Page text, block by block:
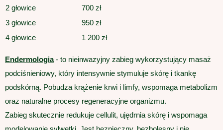
2 głowice
700 zł
3 głowice
950 zł
4 głowice
1 200 zł
Endermologia- to nieinwazyjny zabieg wykorzystujący masaż
podciśnieniowy, który intensywnie stymuluje skórę i tkankę
podskórną. Pobudza krążenie krwi i limfy, wspomaga metabolizm
oraz naturalne procesy regeneracyjne organizmu.
Zabieg skutecznie redukuje cellulit, ujędrnia skórę i wspomaga